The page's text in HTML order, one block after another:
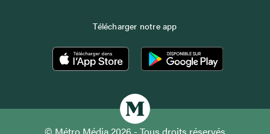
Télécharger notre app
© Métro Média 2026 - Tous droits réservés